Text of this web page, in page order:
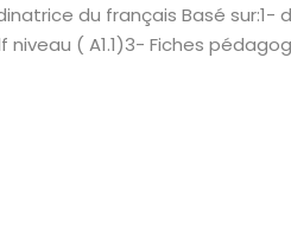
du français Basé sur:1-
( A1.1)3- Fiches